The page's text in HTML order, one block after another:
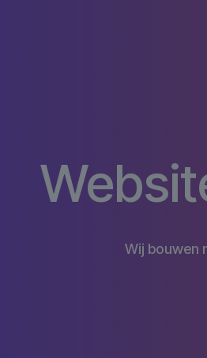
Wij bouwen